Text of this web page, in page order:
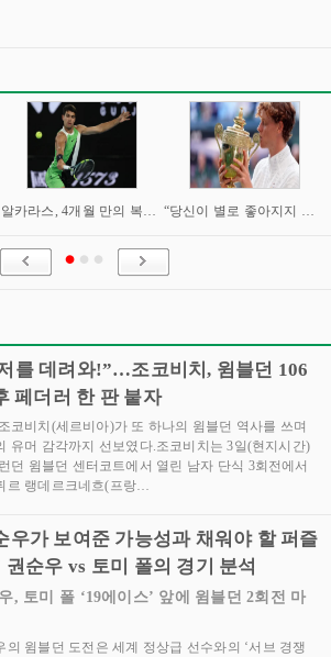
알카라스, 4개월 만의 복귀 임박…신시내티 마스터스 통해 US오픈 출격 시동 “당신이 별로 좋아지지 않아요” “이제는 제가 정말 조심해야” 시너와 즈브레프 인터뷰
를 데려와!”…조코비치, 윔블던 106
페더러 한 판 붙자
코비치(세르비아)가 또 하나의 윔블던 역사를 쓰며
유머 감각까지 선보였다.조코비치는 3일(현지시간)
던 윔블던 센터코트에서 열린 남자 단식 3회전에서
르 랭데르크네흐(프랑…
우가 보여준 가능성과 채워야 할 퍼즐
권순우 vs 토미 폴의 경기 분석
, 토미 폴 ‘19에이스’ 앞에 윔블던 2회전 마
의 윔블던 도전은 세계 정상급 선수와의 ‘서브 경쟁